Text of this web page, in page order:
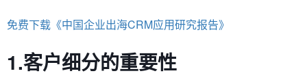
免费下载《中国企业出海CRM应用研究报告》
1.客户细分的重要性